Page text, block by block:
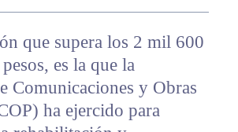
que supera los 2 mil 600
es la que la
Comunicaciones y Obras
ha ejercido para